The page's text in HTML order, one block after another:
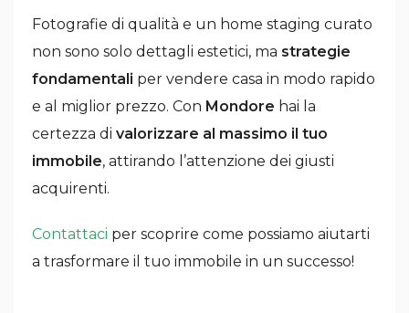
Fotografie di qualità e un home staging curato
non sono solo dettagli estetici, ma strategie
fondamentali per vendere casa in modo rapido
e al miglior prezzo. Con Mondore hai la
certezza di valorizzare al massimo il tuo
immobile, attirando l’attenzione dei giusti
acquirenti.
Contattaci per scoprire come possiamo aiutarti
a trasformare il tuo immobile in un successo!